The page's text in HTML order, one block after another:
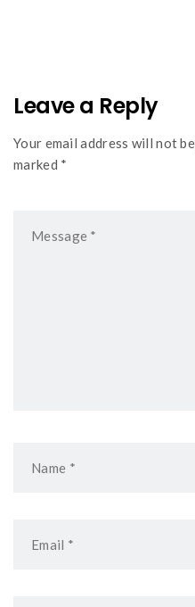
Leave a Reply
Your email address will not
marked *